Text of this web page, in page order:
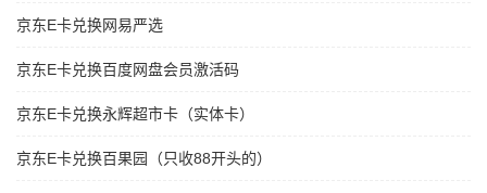
京东E卡兑换网易严选
京东E卡兑换百度网盘会员激活码
京东E卡兑换永辉超市卡（实体卡）
京东E卡兑换百果园（只收88开头的）